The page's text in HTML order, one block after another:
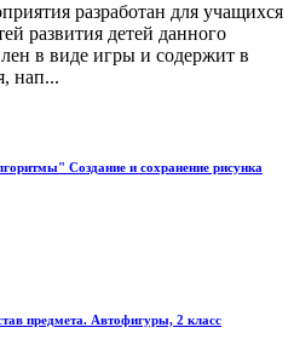
разработан для учащихся
развития детей данного
в виде игры и содержит в
нап...
Создание и сохранение рисунка
предмета. Автофигуры, 2 класс